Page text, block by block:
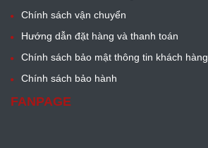
Chính sách vận chuyển
Hướng dẫn đặt hàng và thanh toán
Chính sách bảo mật thông tin khách hàng
Chính sách bảo hành
FANPAGE